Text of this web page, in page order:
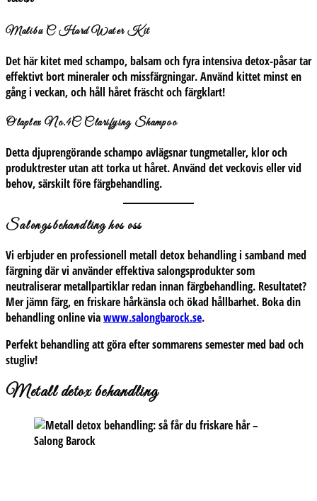
Malibu C Hard Water Kit
Det här kitet med schampo, balsam och fyra intensiva detox-påsar tar
effektivt bort mineraler och missfärgningar. Använd kittet minst en
gång i veckan, och håll håret fräscht och färgklart!
Olaplex No.4C Clarifying Shampoo
Detta djuprengörande schampo avlägsnar tungmetaller, klor och
produktrester utan att torka ut håret. Använd det veckovis eller vid
behov, särskilt före färgbehandling.
Salongsbehandling hos oss
Vi erbjuder en professionell metall detox behandling i samband med
färgning där vi använder effektiva salongsprodukter som
neutraliserar metallpartiklar redan innan färgbehandling. Resultatet?
Mer jämn färg, en friskare hårkänsla och ökad hållbarhet. Boka din
behandling online viawww.salongbarock.se.
Perfekt behandling att göra efter sommarens semester med bad och
stugliv!
Metall detox behandling